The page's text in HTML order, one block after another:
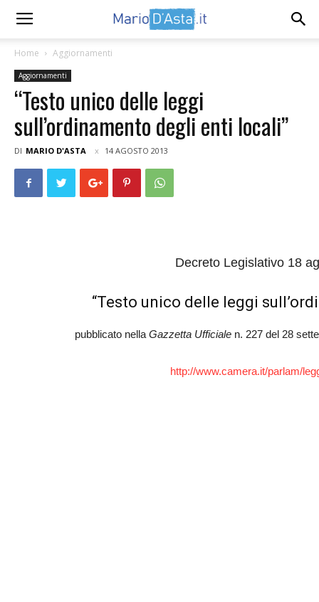
Home Aggiornamenti
Aggiornamenti
“Testo unico delle leggi
sull’ordinamento degli enti locali”
DI MARIO D'ASTA 14 AGOSTO 2013
Decreto Legislativo 18
“Testo unico delle leggi
pubblicato nella Gazzetta Ufficiale n. 227 del 28
http://www.camera.it/parlam/